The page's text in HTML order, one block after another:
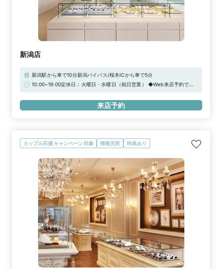
新潟店
新潟駅から車で10分新潟バイパス/桜木ICから車で5分
10:00~19:00定休日：火曜日・水曜日（祝日営業） ◆Web来店予約で
業のお知らせ】通常、定休日をいただいておりますが、下記日程につきま
して臨時営業いたします。祝日 / 9月30日（水）/ 2026年12月22日来店予約
カップル応援キャンペーン対象 情報充実 特典あり